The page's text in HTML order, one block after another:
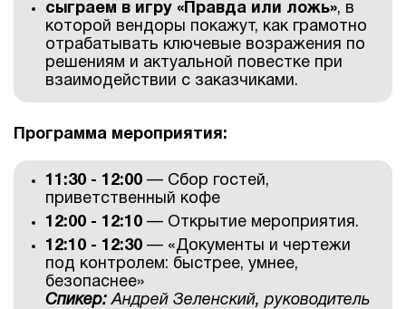
сыграем в игру «Правда или ложь», в
которой вендоры покажут, как грамотно
отрабатывать ключевые возражения по
решениям и актуальной повестке при
взаимодействии с заказчиками.
Программа мероприятия:
11:30 - 12:00 — Сбор гостей,
приветственный кофе
12:00 - 12:10 — Открытие мероприятия.
12:10 - 12:30 — «Документы и чертежи
под контролем: быстрее, умнее,
безопаснее»
Спикер: Андрей Зеленский, руководитель